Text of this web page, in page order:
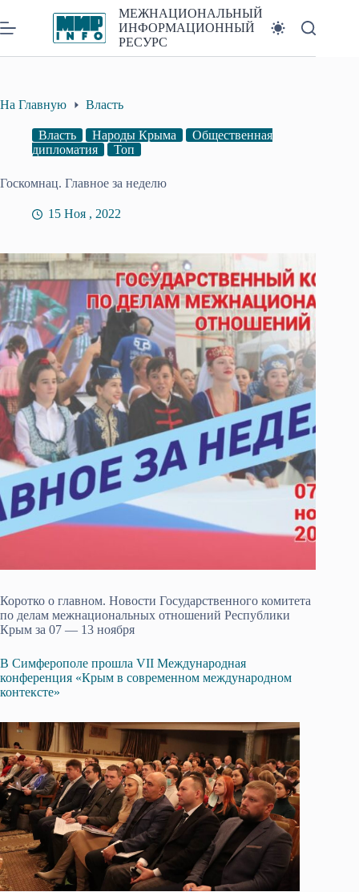
к
сути
МЕЖНАЦИОНАЛЬНЫЙ
ИНФОРМАЦИОННЫЙ
РЕСУРС
На Главную Власть
Власть Народы Крыма
Общественная
дипломатия
Топ
Госкомнац. Главное за неделю
15 Ноя , 2022
Коротко о главном. Новости Государственного комитета
по делам межнациональных отношений Республики
Крым за 07 — 13 ноября
В Симферополе прошла VII Международная
конференция «Крым в современном международном
контексте»